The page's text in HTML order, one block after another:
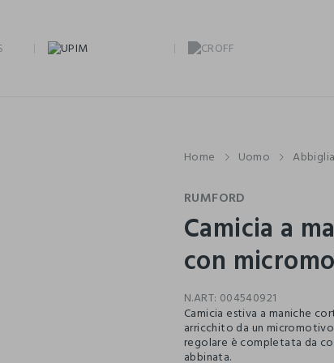
Home Uomo
RUMFORD
Camicia a
con
N.ART: 004540921
Camicia estiva a maniche
arricchito da un
regolare è completata da
abbinata.